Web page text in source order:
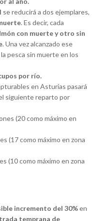
se reducirá a dos ejemplares,
. Es decir, cada
con muerte y otro sin
. Una vez alcanzado ese
pesca sin muerte en los
por río.
en Asturias pasará
siguiente reparto por
(20 como máximo en
(17 como máximo en zona
(10 como máximo en zona
incremento del 30%en
temprana de